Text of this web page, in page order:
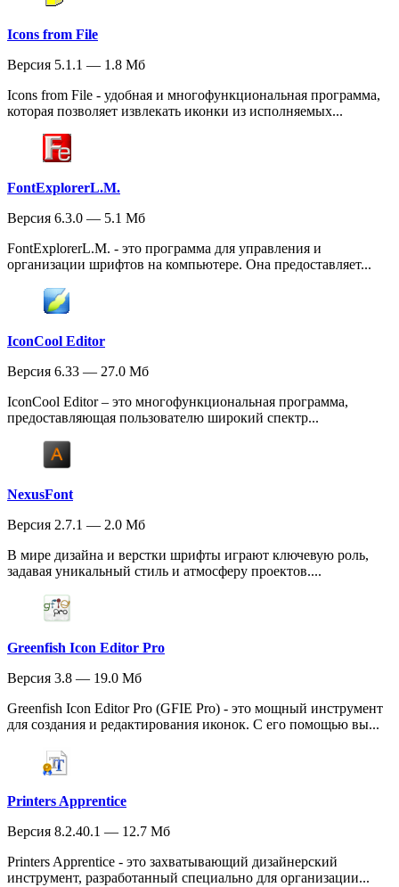
Icons from File
Версия 5.1.1 — 1.8 Мб
Icons from File - удобная и многофункциональная программа,
которая позволяет извлекать иконки из исполняемых...
FontExplorerL.M.
Версия 6.3.0 — 5.1 Мб
FontExplorerL.M. - это программа для управления и
организации шрифтов на компьютере. Она предоставляет...
IconCool Editor
Версия 6.33 — 27.0 Мб
IconCool Editor – это многофункциональная программа,
предоставляющая пользователю широкий спектр...
NexusFont
Версия 2.7.1 — 2.0 Мб
В мире дизайна и верстки шрифты играют ключевую роль,
задавая уникальный стиль и атмосферу проектов....
Greenfish Icon Editor Pro
Версия 3.8 — 19.0 Мб
Greenfish Icon Editor Pro (GFIE Pro) - это мощный инструмент
для создания и редактирования иконок. С его помощью вы...
Printers Apprentice
Версия 8.2.40.1 — 12.7 Мб
Printers Apprentice - это захватывающий дизайнерский
инструмент, разработанный специально для организации...